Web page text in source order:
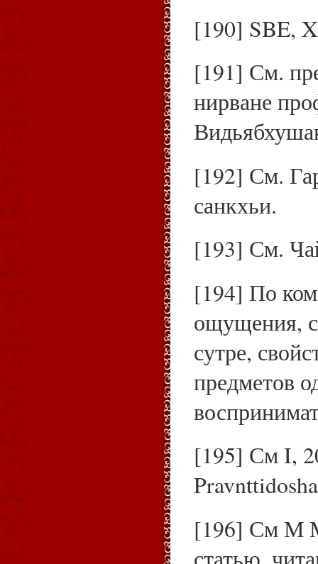
[190] SBE,
[191] См.
нирване
[192] См.
санкхьи.
[193] См.
[194] По
ощущения,
сутре,
предметов
[195] См I,
[196] См М
статью,